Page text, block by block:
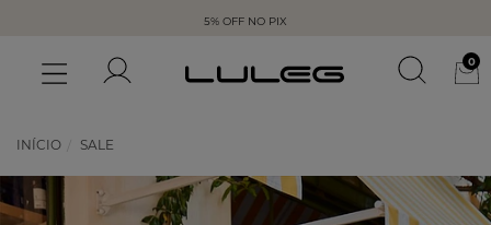
5% OFF NO PIX
0
INÍCIO SALE